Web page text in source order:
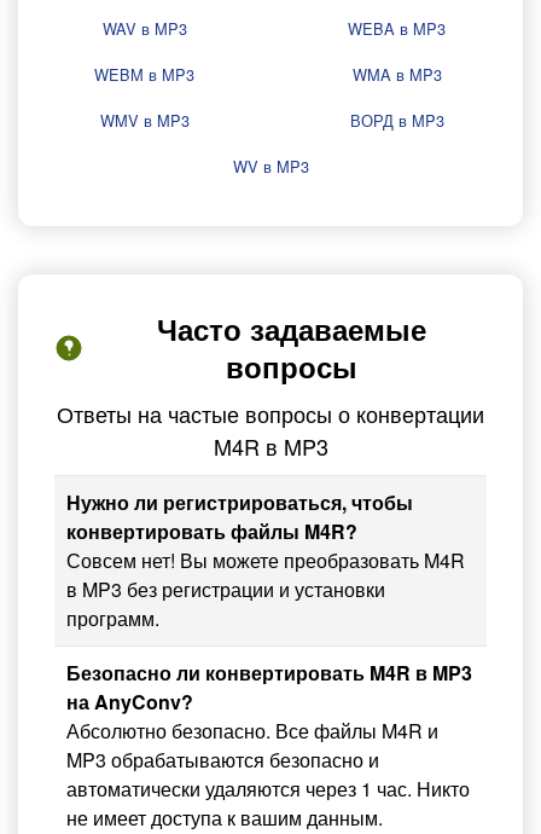
WAV в MP3
WEBA в MP3
WEBM в MP3
WMA в MP3
WMV в MP3
ВОРД в MP3
WV в MP3
Часто задаваемые
вопросы
Ответы на частые вопросы о конвертации
M4R в MP3
Нужно ли регистрироваться, чтобы
конвертировать файлы M4R?
Совсем нет! Вы можете преобразовать M4R
в MP3 без регистрации и установки
программ.
Безопасно ли конвертировать M4R в MP3
на AnyConv?
Абсолютно безопасно. Все файлы M4R и
MP3 обрабатываются безопасно и
автоматически удаляются через 1 час. Никто
не имеет доступа к вашим данным.